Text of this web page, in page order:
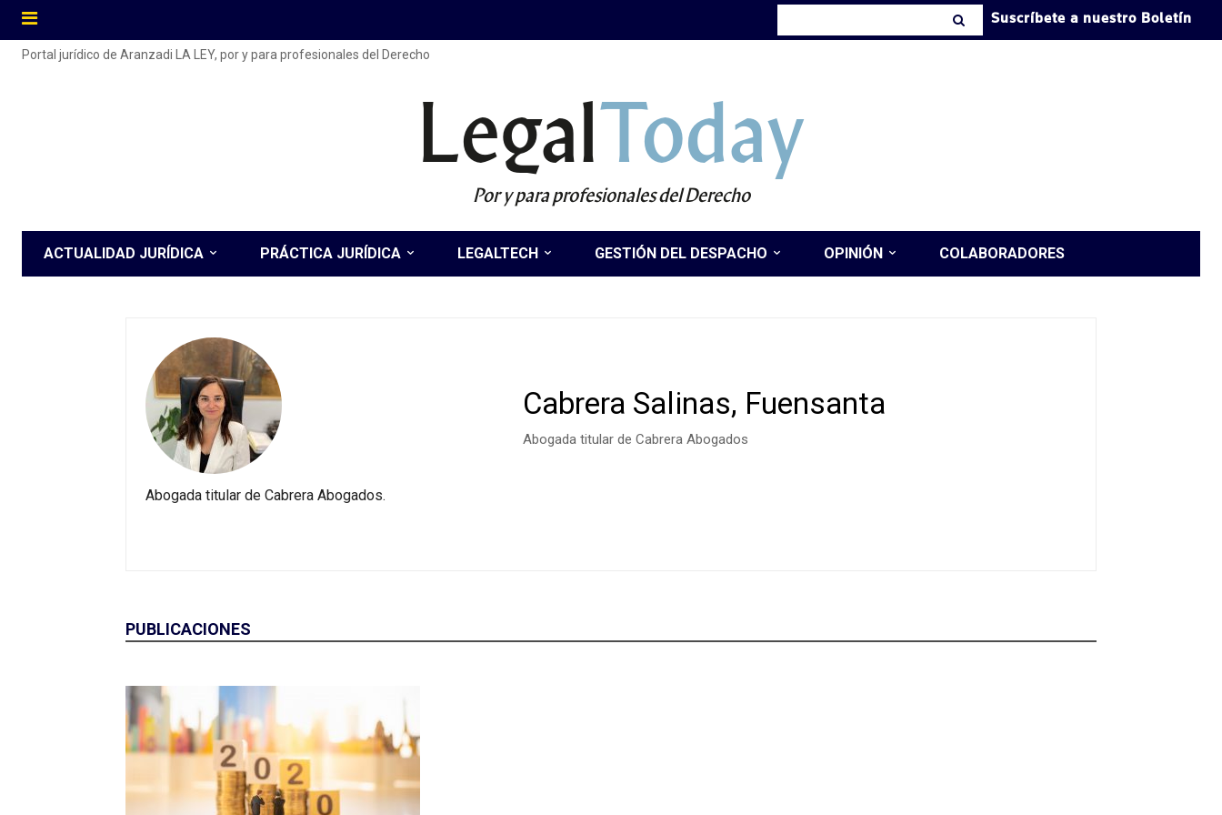
Suscríbete a nuestro Boletín
Portal jurídico de Aranzadi LA LEY, por y para profesionales del Derecho
LegalToday
Por y para profesionales del Derecho
ACTUALIDAD JURÍDICA PRÁCTICA JURÍDICA LEGALTECH GESTIÓN DEL DESPACHO OPINIÓN COLABORADORES
Cabrera Salinas, Fuensanta
Abogada titular de Cabrera Abogados
Abogada titular de Cabrera Abogados.
PUBLICACIONES